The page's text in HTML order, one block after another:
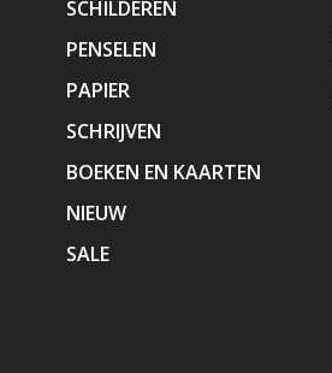
SCHILDEREN
PENSELEN
PAPIER
SCHRIJVEN
BOEKEN EN KAARTEN
NIEUW
SALE